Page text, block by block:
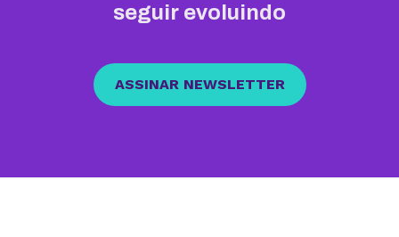
seguir evoluindo
ASSINAR NEWSLETTER